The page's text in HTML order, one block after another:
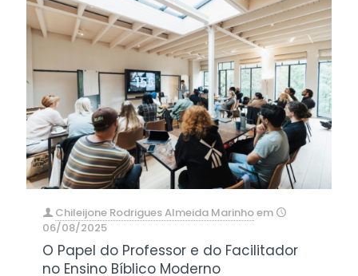
Chileijone Rodrigues Almeida Marinhoem
06/08/2025
O Papel do Professor e do Facilitador
no Ensino Bíblico Moderno